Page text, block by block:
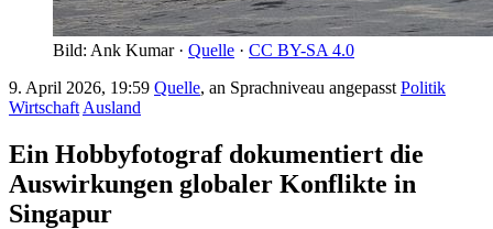
Bild: Ank Kumar · Quelle · CC BY-SA 4.0
9. April 2026, 19:59 Quelle, an Sprachniveau angepasst Politik
Wirtschaft Ausland
Ein Hobbyfotograf dokumentiert die
Auswirkungen globaler Konflikte in
Singapur